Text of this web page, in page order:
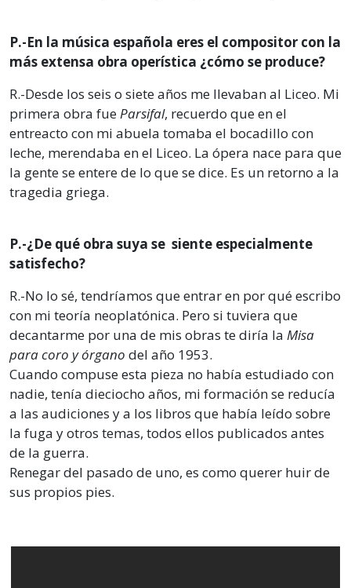
P.-En la música española eres el compositor con la
más extensa obra operística ¿cómo se produce?
R.-Desde los seis o siete años me llevaban al Liceo. Mi
primera obra fueParsifal, recuerdo que en el
entreacto con mi abuela tomaba el bocadillo con
leche, merendaba en el Liceo. La ópera nace para que
la gente se entere de lo que se dice. Es un retorno a la
tragedia griega.
P.-¿De qué obra suya se siente especialmente
satisfecho?
R.-No lo sé, tendríamos que entrar en por qué escribo
con mi teoría neoplatónica. Pero si tuviera que
decantarme por una de mis obras te diría la Misa
para coro y órgano del año 1953.
Cuando compuse esta pieza no había estudiado con
nadie, tenía dieciocho años, mi formación se reducía
a las audiciones y a los libros que había leído sobre
la fuga y otros temas, todos ellos publicados antes
de la guerra.
Renegar del pasado de uno, es como querer huir de
sus propios pies.